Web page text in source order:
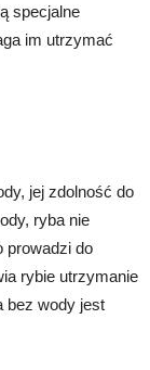
specjalne
im utrzymać
jej zdolność do
ryba nie
prowadzi do
rybie utrzymanie
bez wody jest